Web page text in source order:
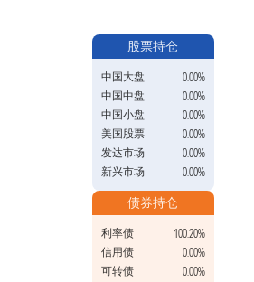
股票持仓
中国大盘
0.00%
中国中盘
0.00%
中国小盘
0.00%
美国股票
0.00%
发达市场
0.00%
新兴市场
0.00%
债券持仓
利率债
100.20%
信用债
0.00%
可转债
0.00%